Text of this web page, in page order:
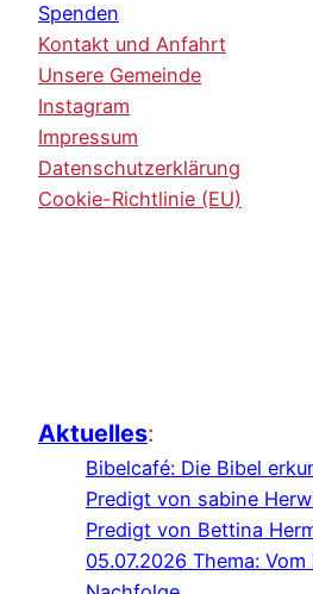
Spenden
Kontakt und Anfahrt
Unsere Gemeinde
Instagram
Impressum
Datenschutzerklärung
Cookie-Richtlinie (EU)
Aktuelles:
Bibelcafé: Die Bibel
Predigt von sabine
Predigt von Bettina
05.07.2026 Thema: